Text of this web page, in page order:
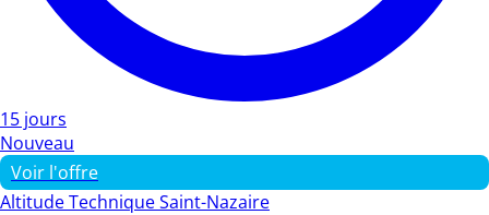
15 jours
Nouveau
Voir l'offre
Altitude Technique Saint-Nazaire